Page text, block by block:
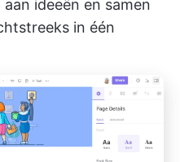
ideeën en samen
in één